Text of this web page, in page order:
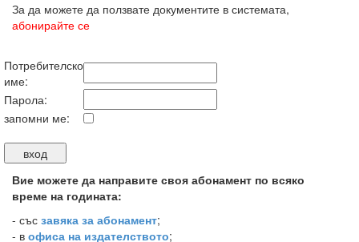
За да можете да ползвате документите в системата,
абонирайте се
Потребителско
име:
Парола:
запомни ме:
Вие можете да направите своя абонамент по всяко
време на годината:
- със завяка за абонамент;
- в офиса на издателството;